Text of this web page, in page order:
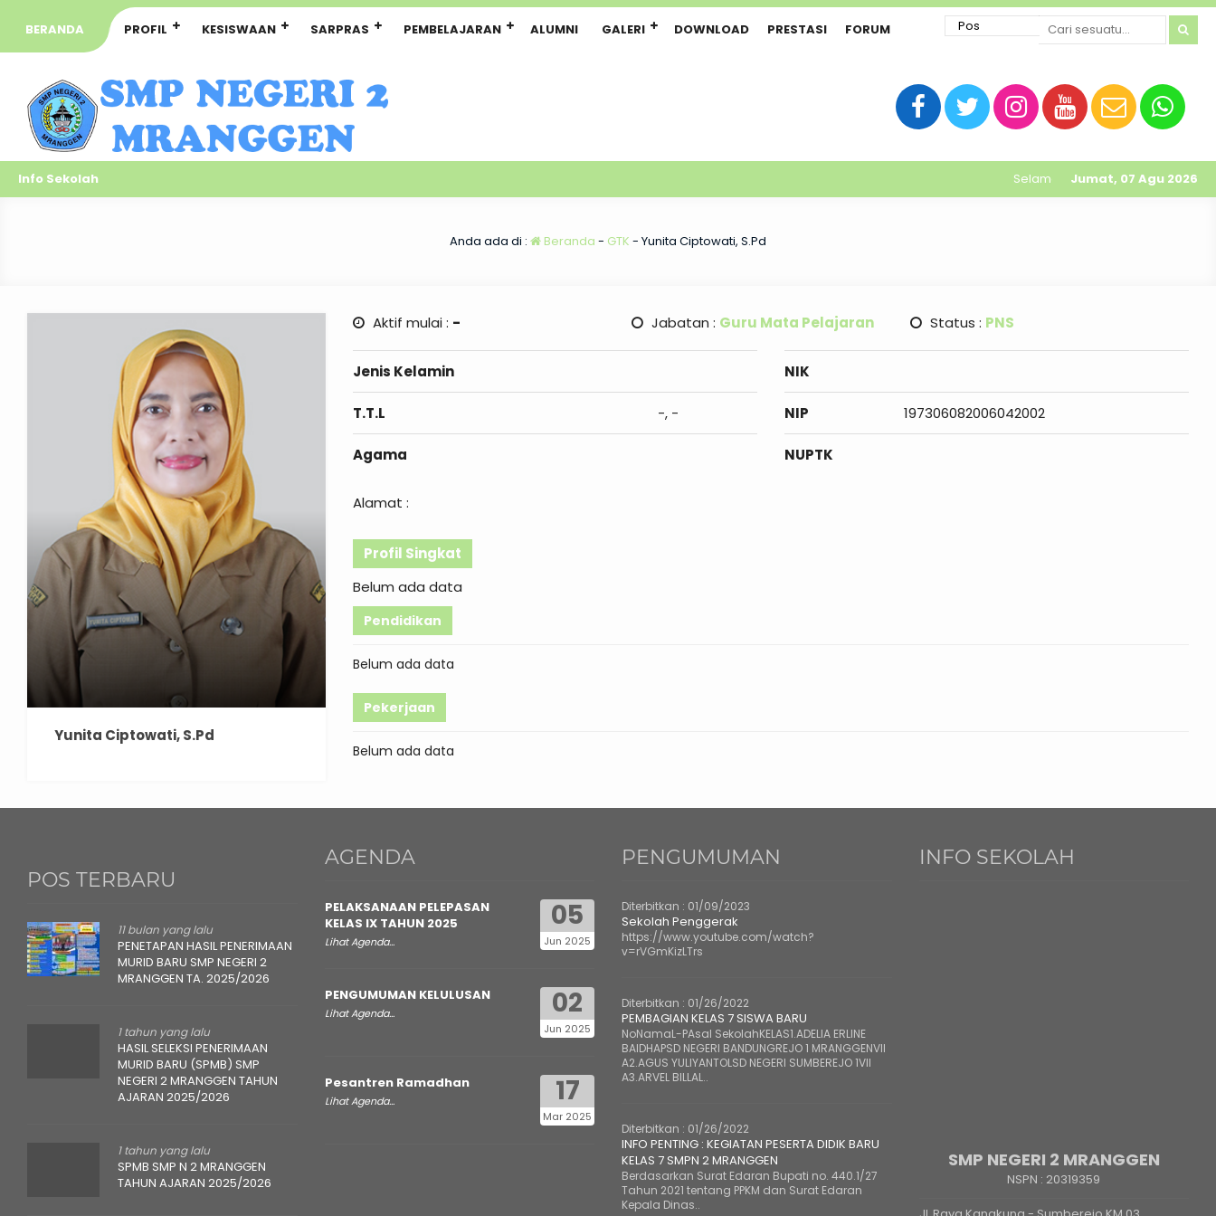
BERANDA PROFIL KESISWAAN SARPRAS PEMBELAJARAN ALUMNI GALERI DOWNLOAD PRESTASI FORUM
Info Sekolah Jumat, 07 Agu 2026
Selamat datang di website resmi
Anda ada di : Beranda - GTK - Yunita Ciptowati, S.Pd
Yunita Ciptowati, S.Pd
Aktif mulai : - Jabatan : Guru Mata Pelajaran Status : PNS
Jenis Kelamin
T.T.L -, -
Agama
NIK
NIP 197306082006042002
NUPTK
Alamat :
Profil Singkat
Belum ada data
Pendidikan
Belum ada data
Pekerjaan
Belum ada data
POS TERBARU
11 bulan yang lalu
PENETAPAN HASIL PENERIMAAN
MURID BARU SMP NEGERI 2
MRANGGEN TA. 2025/2026
1 tahun yang lalu
HASIL SELEKSI PENERIMAAN
MURID BARU (SPMB) SMP
NEGERI 2 MRANGGEN TAHUN
AJARAN 2025/2026
1 tahun yang lalu
SPMB SMP N 2 MRANGGEN
TAHUN AJARAN 2025/2026
AGENDA
05
Jun 2025
PELAKSANAAN PELEPASAN
KELAS IX TAHUN 2025
Lihat Agenda...
02
Jun 2025
PENGUMUMAN KELULUSAN
Lihat Agenda...
17
Mar 2025
Pesantren Ramadhan
Lihat Agenda...
PENGUMUMAN
Diterbitkan : 01/09/2023
Sekolah Penggerak
https://www.youtube.com/watch?
v=rVGmKizLTrs
Diterbitkan : 01/26/2022
PEMBAGIAN KELAS 7 SISWA BARU
NoNamaL-PAsal SekolahKELAS1.ADELIA ERLINE
BAIDHAPSD NEGERI BANDUNGREJO 1 MRANGGENVII
A2.AGUS YULIYANTOLSD NEGERI SUMBEREJO 1VII
A3.ARVEL BILLAL..
Diterbitkan : 01/26/2022
INFO PENTING : KEGIATAN PESERTA DIDIK BARU
KELAS 7 SMPN 2 MRANGGEN
Berdasarkan Surat Edaran Bupati no. 440.1/27
Tahun 2021 tentang PPKM dan Surat Edaran
Kepala Dinas..
INFO SEKOLAH
SMP NEGERI 2 MRANGGEN
NSPN : 20319359